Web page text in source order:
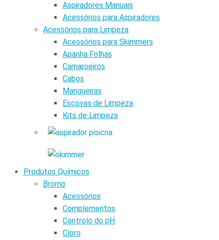
Aspiradores Manuais
Acessórios para Aspiradores
Acessórios para Limpeza
Acessórios para Skimmers
Apanha Folhas
Camaroeiros
Cabos
Mangueiras
Escovas de Limpeza
Kits de Limpeza
Produtos Químicos
Bromo
Acessórios
Complementos
Controlo do pH
Cloro